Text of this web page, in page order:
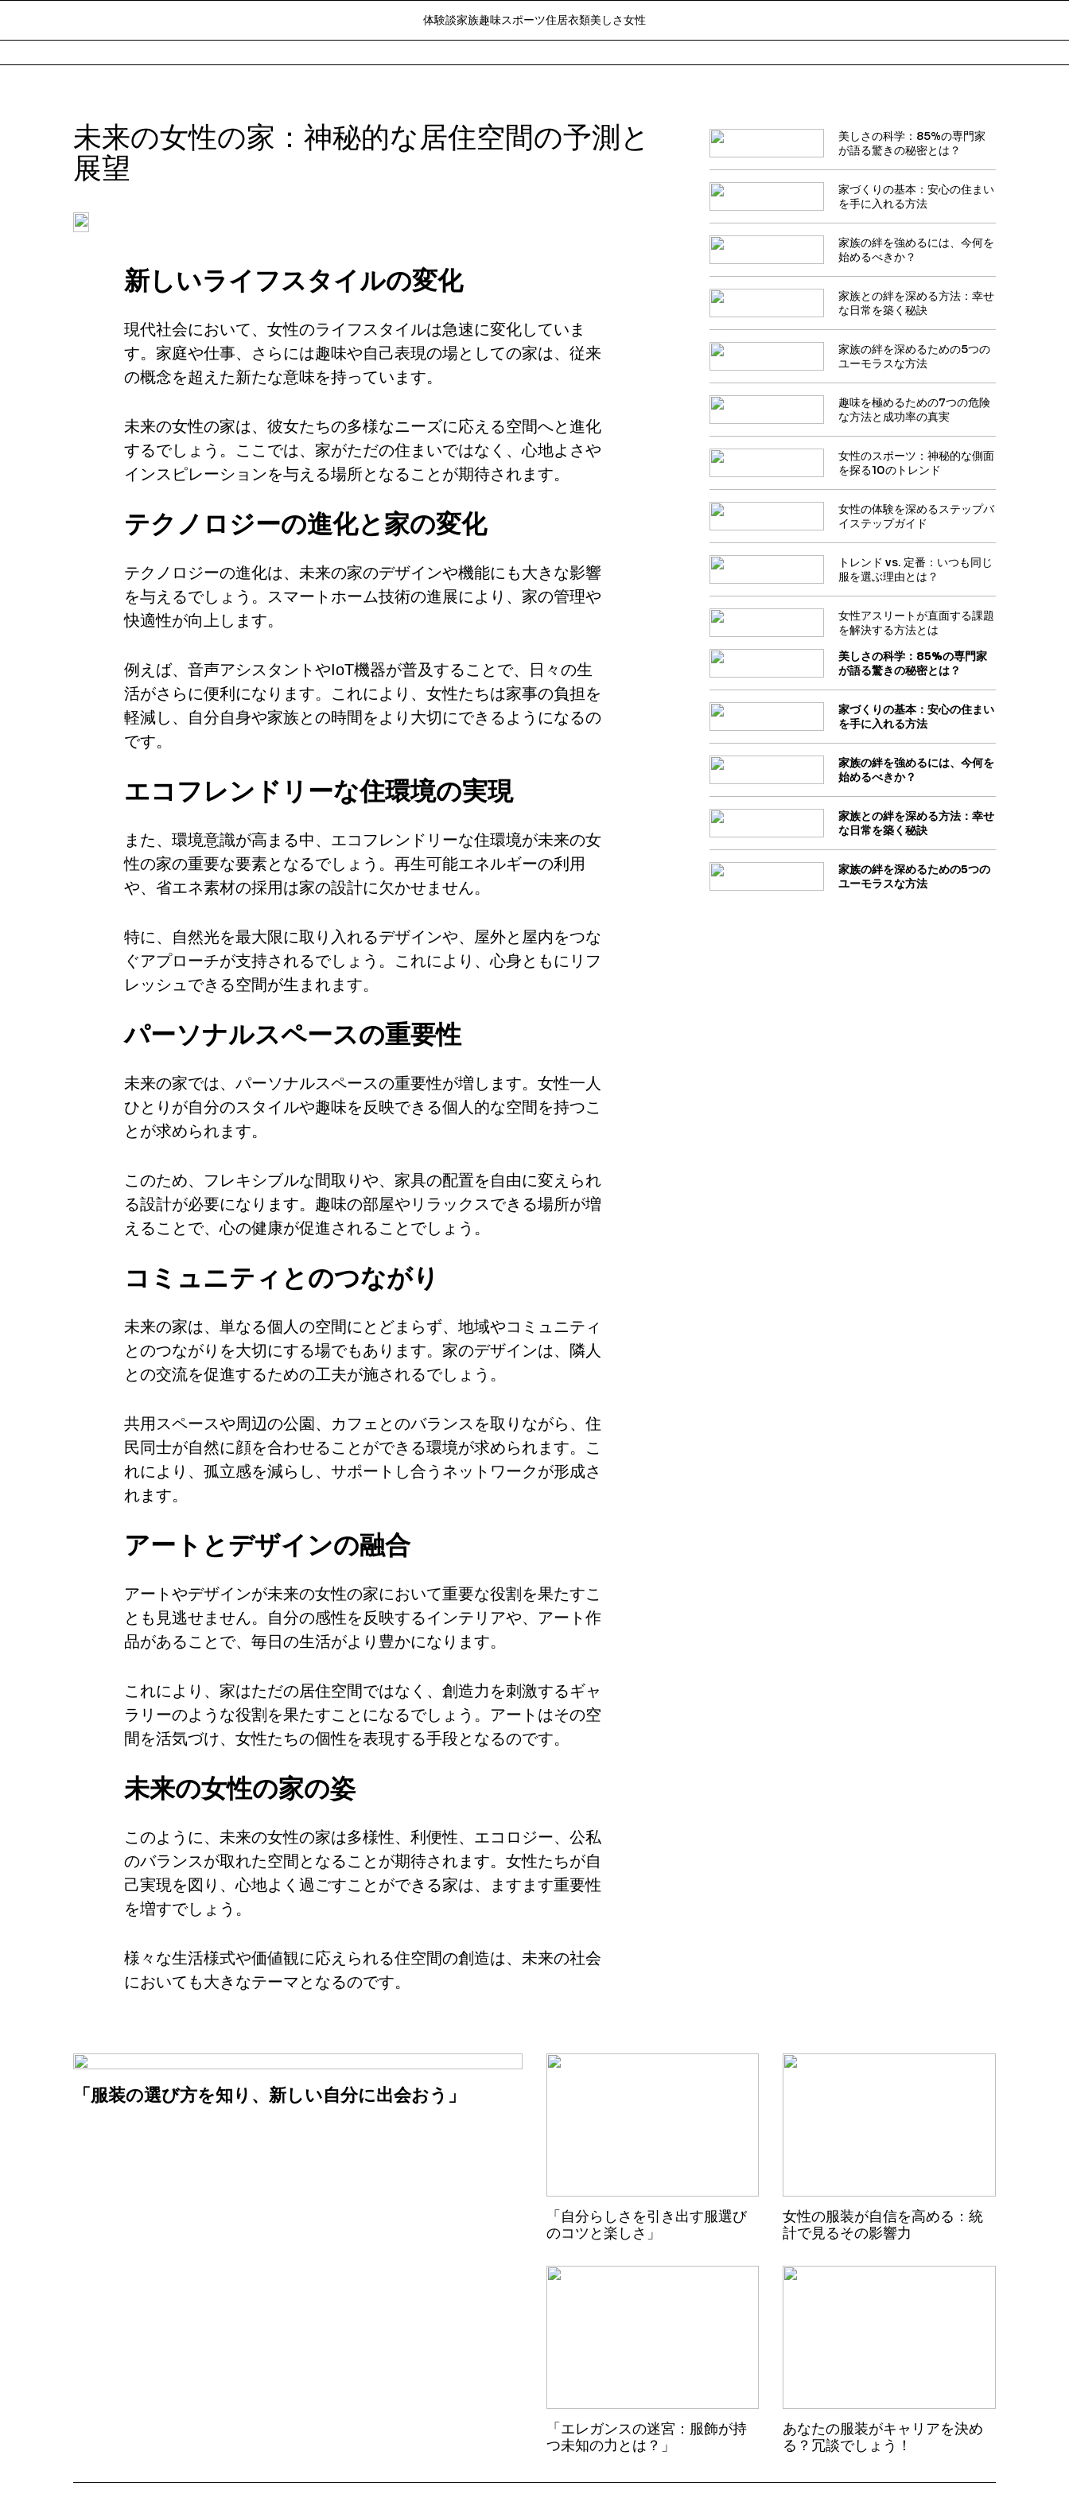
体験談家族趣味スポーツ住居衣類美しさ女性
未来の女性の家：神秘的な居住空間の予測と
展望
新しいライフスタイルの変化
現代社会において、女性のライフスタイルは急速に変化していま
す。家庭や仕事、さらには趣味や自己表現の場としての家は、従来
の概念を超えた新たな意味を持っています。
未来の女性の家は、彼女たちの多様なニーズに応える空間へと進化
するでしょう。ここでは、家がただの住まいではなく、心地よさや
インスピレーションを与える場所となることが期待されます。
テクノロジーの進化と家の変化
テクノロジーの進化は、未来の家のデザインや機能にも大きな影響
を与えるでしょう。スマートホーム技術の進展により、家の管理や
快適性が向上します。
例えば、音声アシスタントやIoT機器が普及することで、日々の生
活がさらに便利になります。これにより、女性たちは家事の負担を
軽減し、自分自身や家族との時間をより大切にできるようになるの
です。
エコフレンドリーな住環境の実現
また、環境意識が高まる中、エコフレンドリーな住環境が未来の女
性の家の重要な要素となるでしょう。再生可能エネルギーの利用
や、省エネ素材の採用は家の設計に欠かせません。
特に、自然光を最大限に取り入れるデザインや、屋外と屋内をつな
ぐアプローチが支持されるでしょう。これにより、心身ともにリフ
レッシュできる空間が生まれます。
パーソナルスペースの重要性
未来の家では、パーソナルスペースの重要性が増します。女性一人
ひとりが自分のスタイルや趣味を反映できる個人的な空間を持つこ
とが求められます。
このため、フレキシブルな間取りや、家具の配置を自由に変えられ
る設計が必要になります。趣味の部屋やリラックスできる場所が増
えることで、心の健康が促進されることでしょう。
コミュニティとのつながり
未来の家は、単なる個人の空間にとどまらず、地域やコミュニティ
とのつながりを大切にする場でもあります。家のデザインは、隣人
との交流を促進するための工夫が施されるでしょう。
共用スペースや周辺の公園、カフェとのバランスを取りながら、住
民同士が自然に顔を合わせることができる環境が求められます。こ
れにより、孤立感を減らし、サポートし合うネットワークが形成さ
れます。
アートとデザインの融合
アートやデザインが未来の女性の家において重要な役割を果たすこ
とも見逃せません。自分の感性を反映するインテリアや、アート作
品があることで、毎日の生活がより豊かになります。
これにより、家はただの居住空間ではなく、創造力を刺激するギャ
ラリーのような役割を果たすことになるでしょう。アートはその空
間を活気づけ、女性たちの個性を表現する手段となるのです。
未来の女性の家の姿
このように、未来の女性の家は多様性、利便性、エコロジー、公私
のバランスが取れた空間となることが期待されます。女性たちが自
己実現を図り、心地よく過ごすことができる家は、ますます重要性
を増すでしょう。
様々な生活様式や価値観に応えられる住空間の創造は、未来の社会
においても大きなテーマとなるのです。
美しさの科学：85%の専門家
が語る驚きの秘密とは？
家づくりの基本：安心の住まい
を手に入れる方法
家族の絆を強めるには、今何を
始めるべきか？
家族との絆を深める方法：幸せ
な日常を築く秘訣
家族の絆を深めるための5つの
ユーモラスな方法
趣味を極めるための7つの危険
な方法と成功率の真実
女性のスポーツ：神秘的な側面
を探る10のトレンド
女性の体験を深めるステップバ
イステップガイド
トレンド vs. 定番：いつも同じ
服を選ぶ理由とは？
女性アスリートが直面する課題
を解決する方法とは
美しさの科学：85%の専門家
が語る驚きの秘密とは？
家づくりの基本：安心の住まい
を手に入れる方法
家族の絆を強めるには、今何を
始めるべきか？
家族との絆を深める方法：幸せ
な日常を築く秘訣
家族の絆を深めるための5つの
ユーモラスな方法
「服装の選び方を知り、新しい自分に出会おう」
「自分らしさを引き出す服選び
のコツと楽しさ」
女性の服装が自信を高める：統
計で見るその影響力
「エレガンスの迷宮：服飾が持
つ未知の力とは？」
あなたの服装がキャリアを決め
る？冗談でしょう！